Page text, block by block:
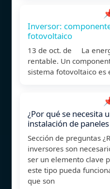
Inversor:
fotovoltaico
13 de oct. de La
rentable. Un
sistema fotovoltaico es
¿Por qué se necesita
instalación de paneles
Sección de preguntas
inversores son
ser un elemento clave
este tipo pueda
que son